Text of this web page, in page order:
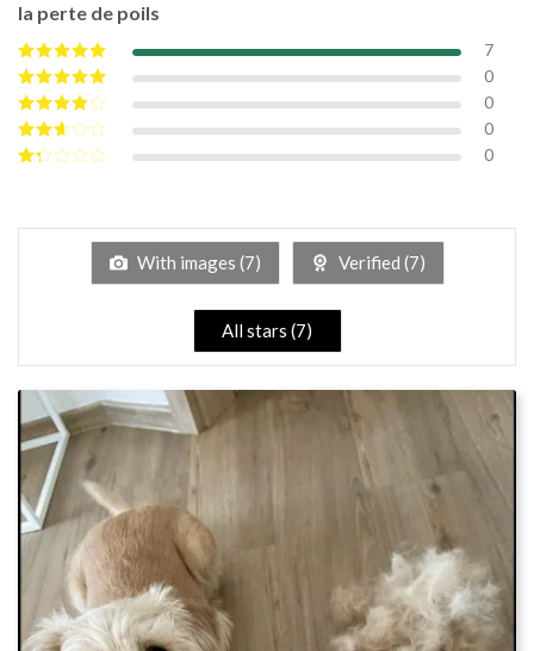
la perte de poils
Note5sur 5
7
Note4sur
5
0
Note3
sur 5
0
Note
0
5
0
With images (7) Verified (7)
All stars (7)